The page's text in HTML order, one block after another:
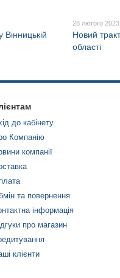
28 лютого 2023
Новий
області
до кабінету
Компанію
компанії
та повернення
інформація
про магазин
клієнти